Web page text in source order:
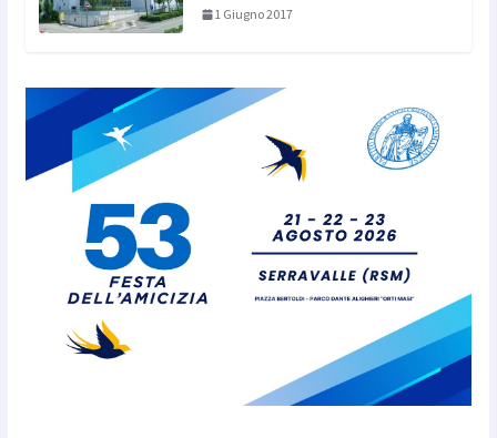
1 Giugno 2017